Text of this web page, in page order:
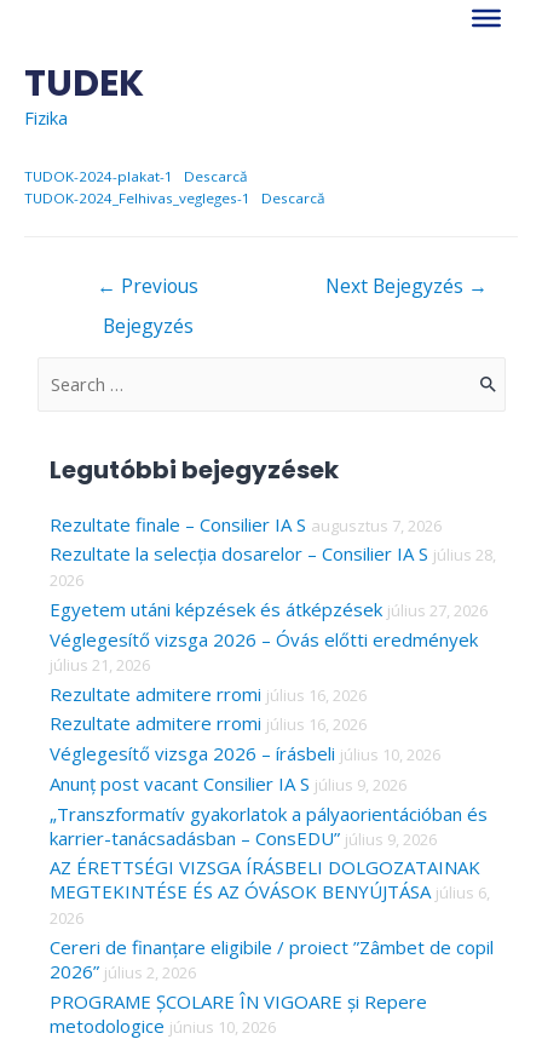
contentTUDEK
Fizika
TUDOK-2024-plakat-1
Descarcă
TUDOK-2024_Felhivas_vegleges-1
Descarcă
← Previous
Bejegyzés
Next Bejegyzés →
S
c
h
f
r
:
Legutóbbi bejegyzések
Rezultate finale – Consilier IA S augusztus 7, 2026
Rezultate la selecția dosarelor – Consilier IA S július 28,
2026
Egyetem utáni képzések és átképzések július 27, 2026
Véglegesítő vizsga 2026 – Óvás előtti eredmények
július 21, 2026
Rezultate admitere rromi július 16, 2026
Rezultate admitere rromi július 16, 2026
Véglegesítő vizsga 2026 – írásbeli július 10, 2026
Anunț post vacant Consilier IA S július 9, 2026
„Transzformatív gyakorlatok a pályaorientációban és
karrier-tanácsadásban – ConsEDU” július 9, 2026
AZ ÉRETTSÉGI VIZSGA ÍRÁSBELI DOLGOZATAINAK
MEGTEKINTÉSE ÉS AZ ÓVÁSOK BENYÚJTÁSA július 6,
2026
Cereri de finanțare eligibile / proiect ”Zâmbet de copil
2026” július 2, 2026
PROGRAME ȘCOLARE ÎN VIGOARE și Repere
metodologice június 10, 2026